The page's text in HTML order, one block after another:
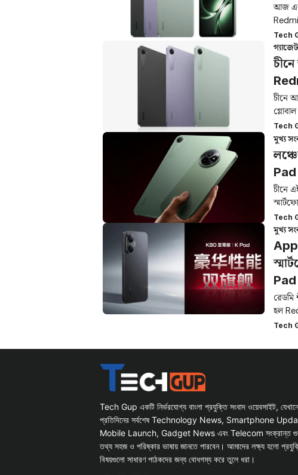
আজ
Tech
গ্যাজেট
চীনে
Tech
মুখ্য
Pad
চীনে
Tech
মুখ্য
Pad
রেডমি
হল
Tech
Tech Gup একটি নির্ভরযোগ্য বাংলা প্রযুক্তি সংবাদ ওয়েবসাইট,
প্রতিদিনের সর্বশেষ Technology News, Smartphone
Mobile Launch, Gadget News এবং Telecom সংক্রান্ত
তথ্য সহজ ও পরিষ্কার ভাষায় জানতে পারবেন। আমাদের লক্ষ্য হলো
বিষয়গুলো সাধারণ পাঠকদের জন্য বোধগম্য করে তুলে ধরা।